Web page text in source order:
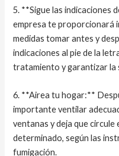
5. **Sigue las indicaciones
empresa te proporcionará
medidas tomar antes y
indicaciones al pie de la
tratamiento y garantizar la
6. **Airea tu hogar:**
importante ventilar
ventanas y deja que
determinado, según las
fumigación.